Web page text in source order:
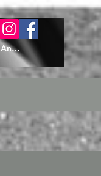
Anmelden